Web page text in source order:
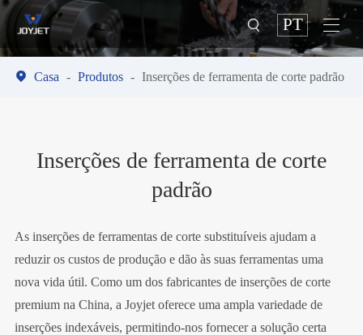
 PT 
 Casa Produtos Inserções de ferramenta de corte padrão
Inserções de ferramenta de corte
padrão
As inserções de ferramentas de corte substituíveis ajudam a
reduzir os custos de produção e dão às suas ferramentas uma
nova vida útil. Como um dos fabricantes de inserções de corte
premium na China, a Joyjet oferece uma ampla variedade de
inserções indexáveis, permitindo-nos fornecer a solução certa